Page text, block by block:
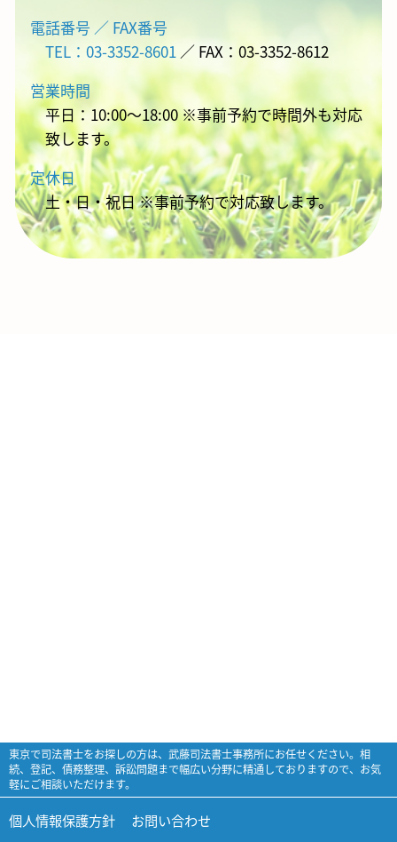
電話番号 ／ FAX番号
TEL：03-3352-8601 ／ FAX：03-3352-8612
営業時間
平日：10:00～18:00 ※事前予約で時間外も対応
致します。
定休日
土・日・祝日 ※事前予約で対応致します。
東京で司法書士をお探しの方は、武藤司法書士事務所にお任せください。相
続、登記、債務整理、訴訟問題まで幅広い分野に精通しておりますので、お気
軽にご相談いただけます。
個人情報保護方針 お問い合わせ